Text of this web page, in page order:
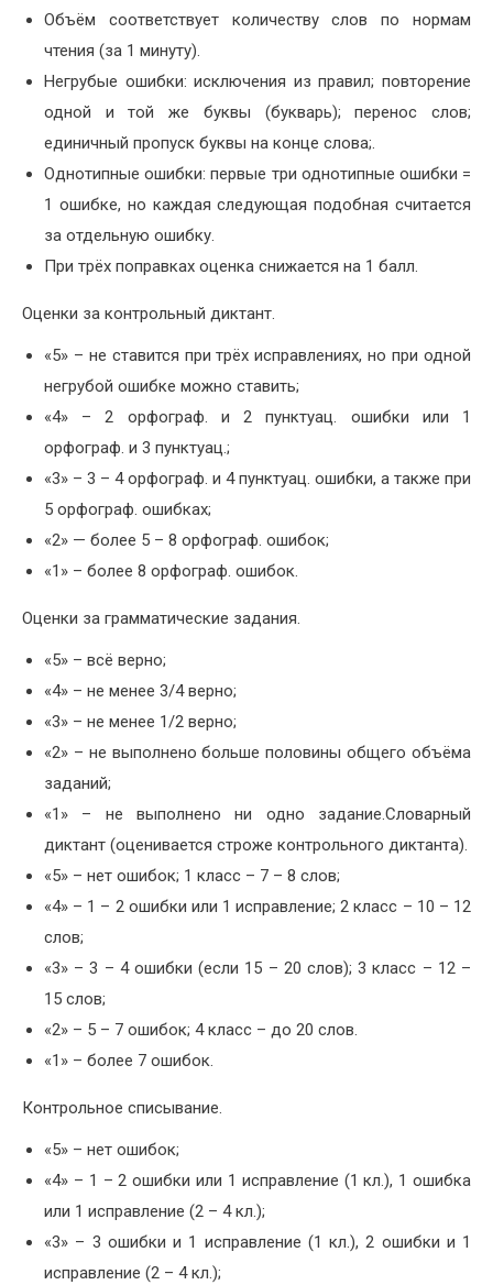
Объём соответствует количеству слов по нормам
чтения (за 1 минуту).
Негрубые ошибки: исключения из правил; повторение
одной и той же буквы (букварь); перенос слов;
единичный пропуск буквы на конце слова;.
Однотипные ошибки: первые три однотипные ошибки =
1 ошибке, но каждая следующая подобная считается
за отдельную ошибку.
При трёх поправках оценка снижается на 1 балл.
Оценки за контрольный диктант.
«5» – не ставится при трёх исправлениях, но при одной
негрубой ошибке можно ставить;
«4» – 2 орфограф. и 2 пунктуац. ошибки или 1
орфограф. и 3 пунктуац.;
«3» – 3 – 4 орфограф. и 4 пунктуац. ошибки, а также при
5 орфограф. ошибках;
«2» — более 5 – 8 орфограф. ошибок;
«1» – более 8 орфограф. ошибок.
Оценки за грамматические задания.
«5» – всё верно;
«4» – не менее 3/4 верно;
«3» – не менее 1/2 верно;
«2» – не выполнено больше половины общего объёма
заданий;
«1» – не выполнено ни одно задание.Словарный
диктант (оценивается строже контрольного диктанта).
«5» – нет ошибок; 1 класс – 7 – 8 слов;
«4» – 1 – 2 ошибки или 1 исправление; 2 класс – 10 – 12
слов;
«3» – 3 – 4 ошибки (если 15 – 20 слов); 3 класс – 12 –
15 слов;
«2» – 5 – 7 ошибок; 4 класс – до 20 слов.
«1» – более 7 ошибок.
Контрольное списывание.
«5» – нет ошибок;
«4» – 1 – 2 ошибки или 1 исправление (1 кл.), 1 ошибка
или 1 исправление (2 – 4 кл.);
«3» – 3 ошибки и 1 исправление (1 кл.), 2 ошибки и 1
исправление (2 – 4 кл.);